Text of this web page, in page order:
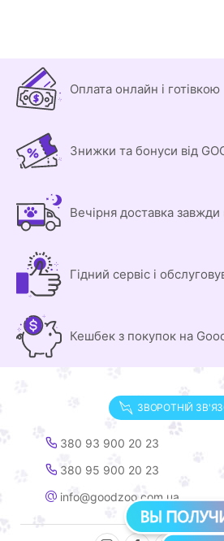
Оплата онлайн і готівкою
Знижки та бонуси від
Вечірня доставка завжди
Гідний сервіс і
Кешбек з покупок на
ЗВОРОТНІЙ
380 93 900 20 23
380 95 900 20 23
info@goodzoo.com.ua